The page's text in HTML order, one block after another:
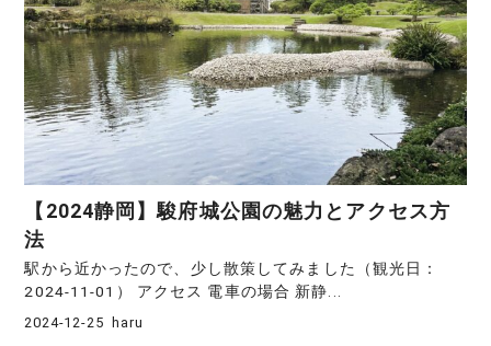
【2024静岡】駿府城公園の魅力とアクセス方
法
駅から近かったので、少し散策してみました（観光日：
2024-11-01） アクセス 電車の場合 新静...
2024-12-25 haru